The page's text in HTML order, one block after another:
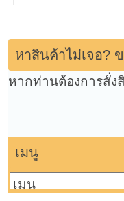
หาสินค้าไม่เจอ?
หากท่านต้องการสั่ง
เมนู